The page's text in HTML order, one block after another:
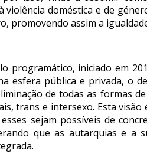
doméstica e de
promovendo assim a
programático, iniciado em
esfera pública e privada, o
de todas as formas
trans e intersexo. Esta
sejam possíveis de
que as autarquias e a